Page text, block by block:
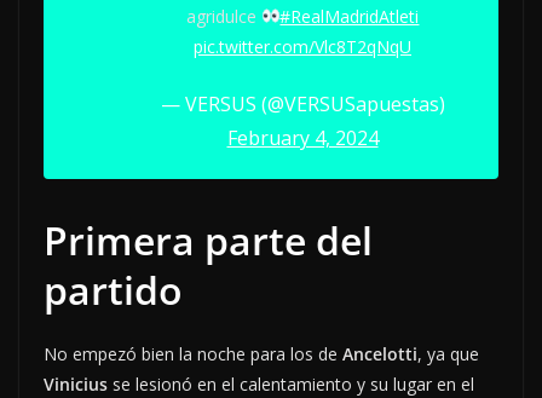
agridulce
#RealMadridAtleti
pic.twitter.com/Vlc8T2qNqU
— VERSUS (@VERSUSapuestas)
February 4, 2024
Primera parte del
partido
No empezó bien la noche para los de Ancelotti, ya que
Vinicius se lesionó en el calentamiento y su lugar en el